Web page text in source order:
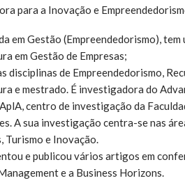
para a Inovação e
em Gestão (Empreendedorismo),
em Gestão de Empresas;
disciplinas de Empreendedorismo,
e mestrado. É investigadora do
centro de investigação da
A sua investigação centra-se nas
Turismo e Inovação.
e publicou vários artigos em
e a Business Horizons.